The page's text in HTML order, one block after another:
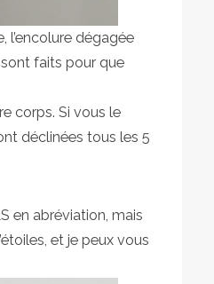
l’encolure dégagée
faits pour que
corps. Si vous le
déclinées tous les 5
en abréviation, mais
et je peux vous